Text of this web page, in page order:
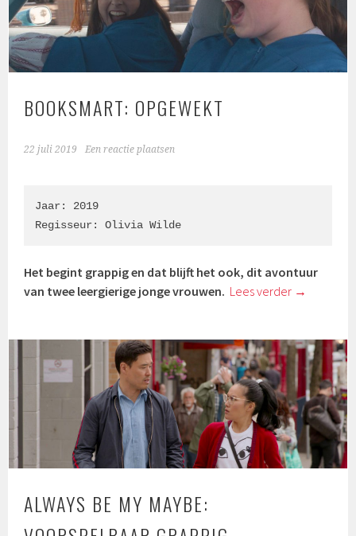
BOOKSMART: OPGEWEKT
22 juli 2019 Een reactie plaatsen
Jaar: 2019
Regisseur: Olivia Wilde
Het begint grappig en dat blijft het ook, dit avontuur
van twee leergierige jonge vrouwen. Lees verder →
ALWAYS BE MY MAYBE: